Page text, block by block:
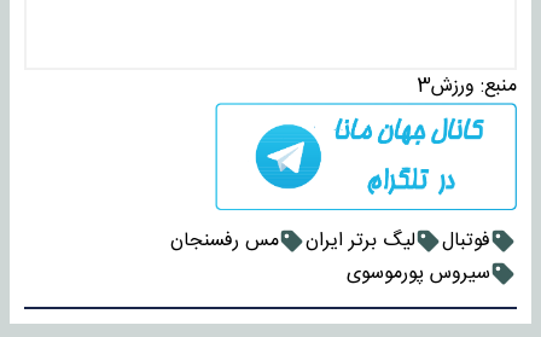
منبع: ورزش3
فوتبال لیگ برتر ایران
مس رفسنجان
سیروس پورموسوی